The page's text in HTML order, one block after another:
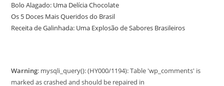
Bolo Alagado: Uma Delícia Chocolate
Os 5 Doces Mais Queridos do Brasil
Receita de Galinhada: Uma Explosão de Sabores Brasileiros
Warning: mysqli_query(): (HY000/1194): Table 'wp_comments' is
marked as crashed and should be repaired in